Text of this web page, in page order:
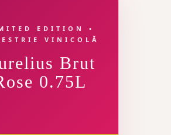
EDITION •
VINICOLĂ
Brut
0.75L